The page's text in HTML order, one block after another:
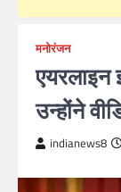
मनोरंजन
एयरलाइन
उन्होंने
indianews8